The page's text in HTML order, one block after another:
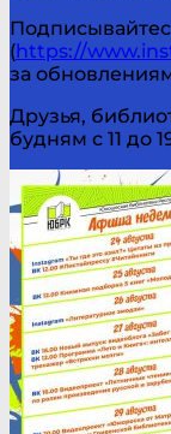
(https://
за
Друзья,
будням с 11 до